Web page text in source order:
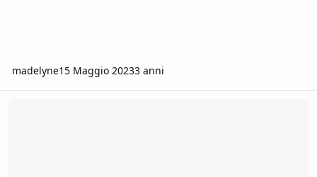
madelyne15 Maggio 20233 anni